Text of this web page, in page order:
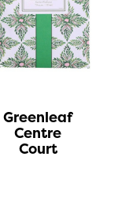
Greenleaf
Centre
Court